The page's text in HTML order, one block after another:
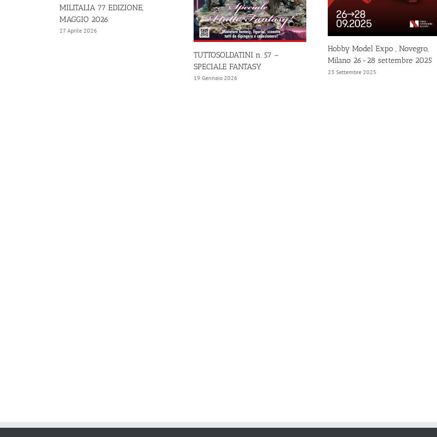
MILITALIA 77 EDIZIONE,
MAGGIO 2026
27 Aprile 2026
TUTTOSOLDATINI n. 57 –
SPECIALE FANTASY
19 Gennaio 2026
Hobby Model Expo , Novegro,
Milano 26-28 settembre 2025
23 Settembre 2025